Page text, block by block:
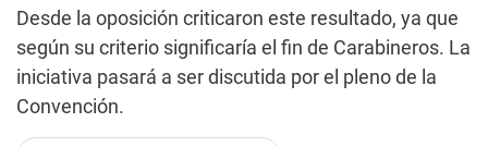
Desde la oposición criticaron este resultado, ya que
según su criterio significaría el fin de Carabineros. La
iniciativa pasará a ser discutida por el pleno de la
Convención.